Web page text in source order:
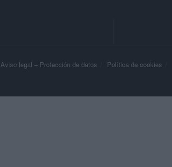
Aviso legal – Protección de datos Política de cookies